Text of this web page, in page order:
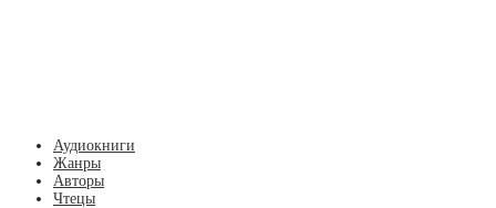
Аудиокниги
Жанры
Авторы
Чтецы